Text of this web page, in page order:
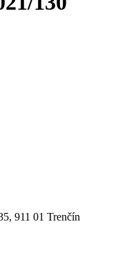
911 01 Trenčín